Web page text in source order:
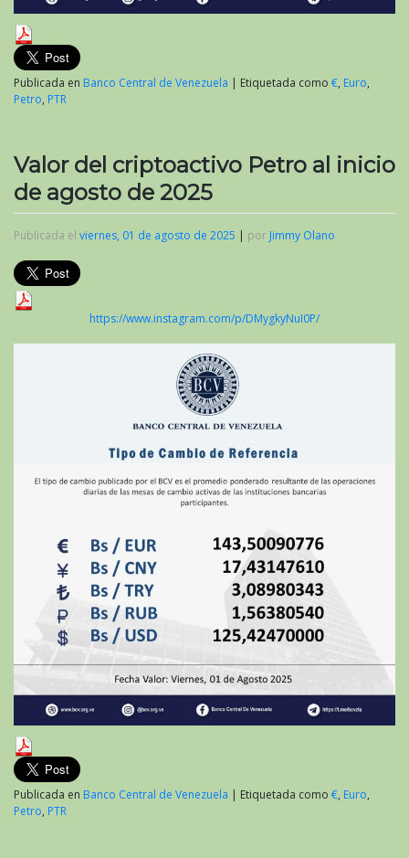
Publicada en Banco Central de Venezuela | Etiquetada como €, Euro,
Petro, PTR
Valor del criptoactivo Petro al inicio
de agosto de 2025
Publicada el viernes, 01 de agosto de 2025 | por Jimmy Olano
https://www.instagram.com/p/DMygkyNuI0P/
Publicada en Banco Central de Venezuela | Etiquetada como €, Euro,
Petro, PTR